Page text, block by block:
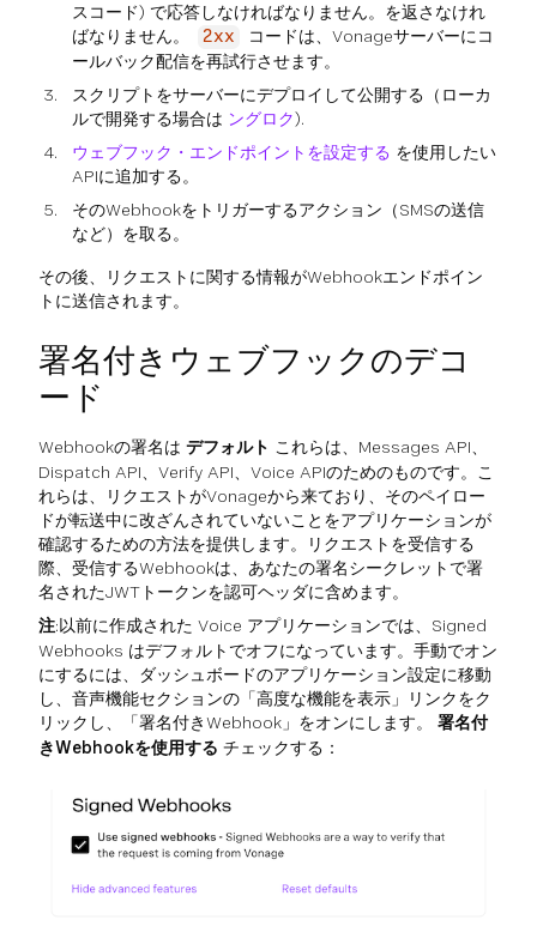
スコード) で応答しなければなりません。を返さなけれ
ばなりません。
2xx
コードは、Vonageサーバーにコ
ールバック配信を再試行させます。
スクリプトをサーバーにデプロイして公開する（ローカ
ルで開発する場合は ングロク).
ウェブフック・エンドポイントを設定する を使用したい
APIに追加する。
そのWebhookをトリガーするアクション（SMSの送信
など）を取る。
その後、リクエストに関する情報がWebhookエンドポイン
トに送信されます。
署名付きウェブフックのデコ
ード
Webhookの署名は デフォルト これらは、Messages API、
Dispatch API、Verify API、Voice APIのためのものです。こ
れらは、リクエストがVonageから来ており、そのペイロー
ドが転送中に改ざんされていないことをアプリケーションが
確認するための方法を提供します。リクエストを受信する
際、受信するWebhookは、あなたの署名シークレットで署
名されたJWTトークンを認可ヘッダに含めます。
注:以前に作成された Voice アプリケーションでは、Signed
Webhooks はデフォルトでオフになっています。手動でオン
にするには、ダッシュボードのアプリケーション設定に移動
し、音声機能セクションの「高度な機能を表示」リンクをク
リックし、「署名付きWebhook」をオンにします。 署名付
きWebhookを使用する チェックする：